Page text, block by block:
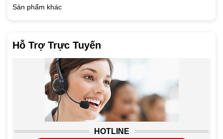
Sản phẩm khác
Hỗ Trợ Trực Tuyến
HOTLINE